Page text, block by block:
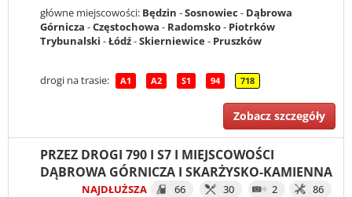
główne miejscowości: Będzin -Sosnowiec - Dąbrowa
Górnicza -Częstochowa - Radomsko- Piotrków
Trybunalski -Łódź-Skierniewice- Pruszków
drogi na trasie: A1 A2 S1 94 718
Zobacz szczegóły
PRZEZ DROGI 790 I S7 I MIEJSCOWOŚCI
DĄBROWA GÓRNICZA I SKARŻYSKO-KAMIENNA
NAJDŁUŻSZA 66 30 2 86